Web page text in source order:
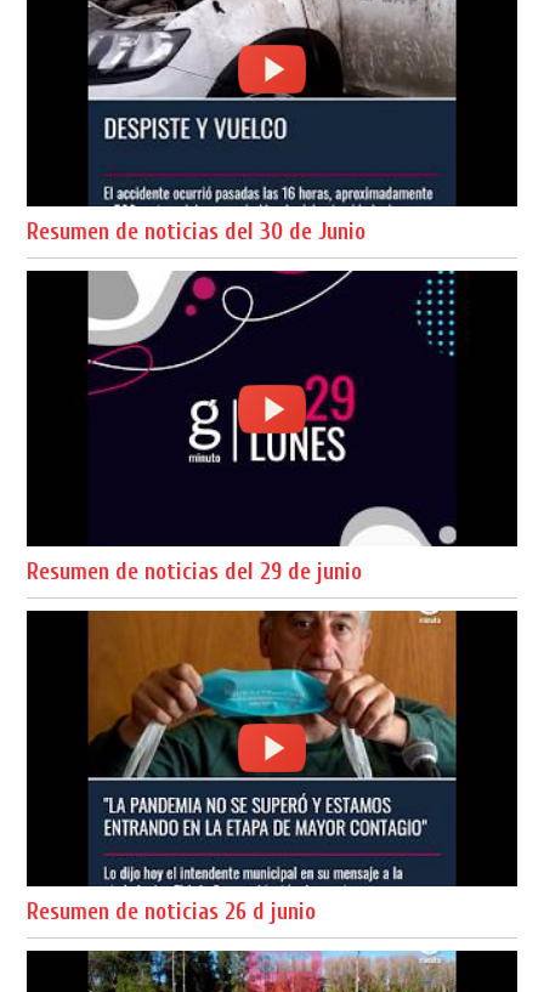
Resumen de noticias del 30 de Junio
Resumen de noticias del 29 de junio
Resumen de noticias 26 d junio